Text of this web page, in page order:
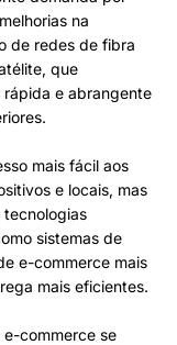
na
de redes de fibra
que
e abrangente
mais fácil aos
e locais, mas
sistemas de
e-commerce mais
mais eficientes.
e-commerce se